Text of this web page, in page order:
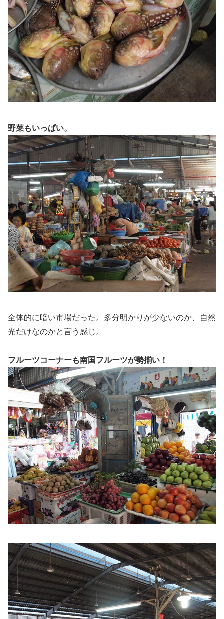
野菜もいっぱい。
全体的に暗い市場だった。多分明かりが少ないのか、自然
光だけなのかと言う感じ。
フルーツコーナーも南国フルーツが勢揃い！